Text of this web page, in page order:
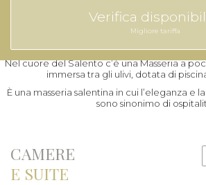
Verifica
Migliore tariffa
Benvenuti in
Nel cuore del Salento c’è una Masseria a
immersa tra gli ulivi, dotata di
È una masseria salentina in cui l’eleganza e
sono sinonimo di
CAMERE
E SUITE